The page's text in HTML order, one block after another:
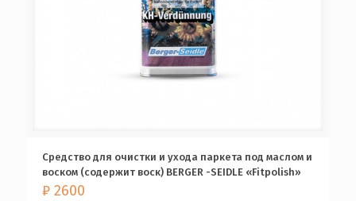
Средство для очистки и ухода паркета под маслом и
воском (содержит воск) BERGER -SEIDLE «Fitpolish»
₽ 2600